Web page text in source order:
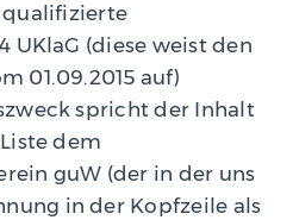
qualifizierte
UKlaG (diese weist den
01.09.2015 auf)
spricht der Inhalt
dem
guW (der in der uns
in der Kopfzeile als